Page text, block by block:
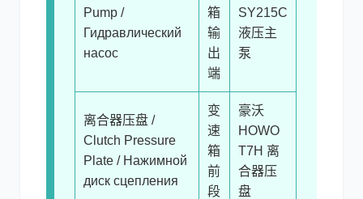
Pump /
Гидравлический
насос
箱
输
出
端
SY215C
液压主
泵
离合器压盘 /
Clutch Pressure
Plate / Нажимной
диск сцепления
变
速
箱
前
段
豪沃
HOWO
T7H 离
合器压
盘